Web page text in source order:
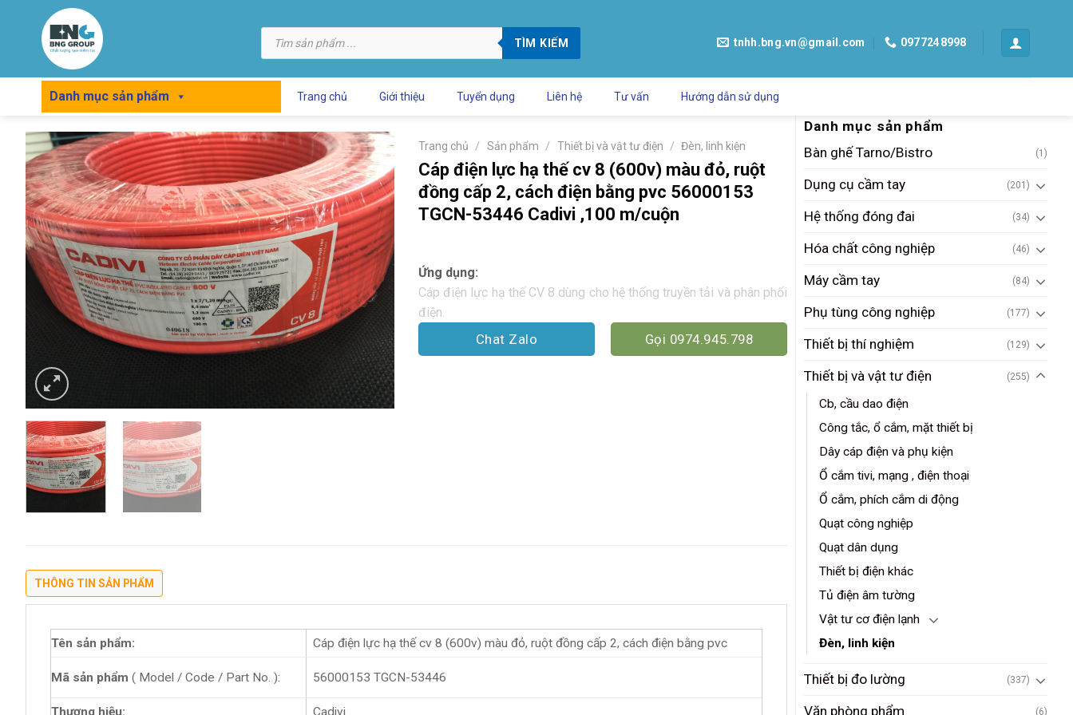
content
Tìm
kiếm
TÌM KIẾM tnhh.bng.vn@gmail.com 0977248998
Danh mục sản phẩm Trang chủ Giới thiệu Tuyển dụng Liên hệ Tư vấn Hướng dẫn sử dụng
Danh mục sản phẩm
Bàn ghế Tarno/Bistro
(1)
Dụng cụ cầm tay (201)
Hệ thống đóng đai (34)
Hóa chất công nghiệp (46)
Máy cầm tay (84)
Phụ tùng công nghiệp (177)
Thiết bị thí nghiệm (129)
Thiết bị và vật tư điện (255)
Cb, cầu dao điện
Công tắc, ổ cắm, mặt thiết bị
Dây cáp điện và phụ kiện
Ổ cắm tivi, mạng , điện thoại
Ổ cắm, phích cắm di động
Quạt công nghiệp
Quạt dân dụng
Thiết bị điện khác
Tủ điện âm tường
Vật tư cơ điện lạnh
Đèn, linh kiện
Thiết bị đo lường (337)
Văn phòng phẩm (6)
Trang chủ / Sản phẩm / Thiết bị và vật tư điện / Đèn, linh kiện
Cáp điện lực hạ thế cv 8 (600v) màu đỏ, ruột
đồng cấp 2, cách điện bằng pvc 56000153
TGCN-53446 Cadivi ,100 m/cuộn
Ứng dụng:
Cáp điện lực hạ thế CV 8 dùng cho hệ thống truyền tải và phân phối
điện.
Chat Zalo Gọi 0974.945.798
THÔNG TIN SẢN PHẨM
Tên sản phẩm: Cáp điện lực hạ thế cv 8 (600v) màu đỏ, ruột đồng cấp 2, cách điện bằng pvc
Mã sản phẩm ( Model / Code / Part No. ): 56000153 TGCN-53446
Thương hiệu: Cadivi